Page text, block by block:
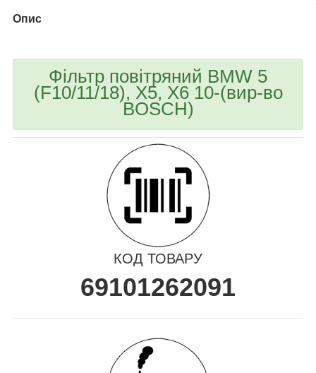
Опис
Фільтр повітряний BMW 5
(F10/11/18), X5, X6 10-(вир-во
BOSCH)
КОД ТОВАРУ
69101262091